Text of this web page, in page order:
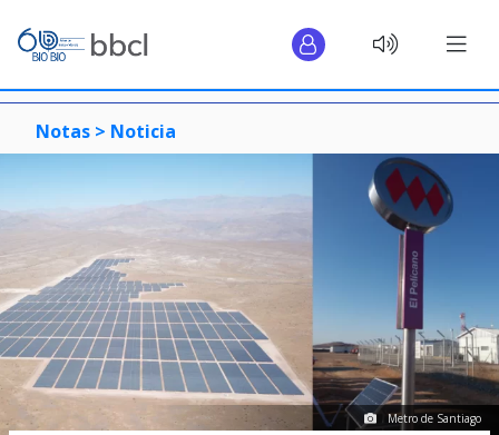
Notas > Noticia
Metro de Santiago